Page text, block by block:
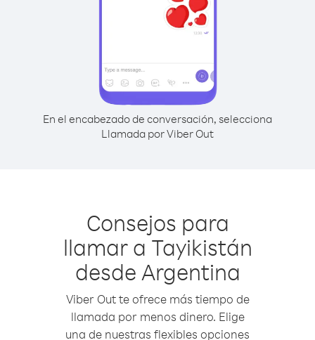
En el encabezado de conversación, selecciona
Llamada por Viber Out
Consejos para
llamar a Tayikistán
desde Argentina
Viber Out te ofrece más tiempo de
llamada por menos dinero. Elige
una de nuestras flexibles opciones